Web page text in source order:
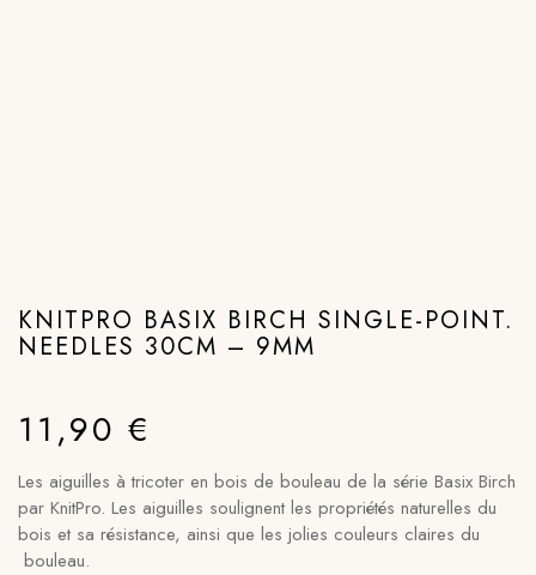
KNITPRO BASIX BIRCH SINGLE-POINT.
NEEDLES 30CM – 9MM
11,90 €
Les aiguilles à tricoter en bois de bouleau de la série Basix Birch
par KnitPro. Les aiguilles soulignent les propriétés naturelles du
bois et sa résistance, ainsi que les jolies couleurs claires du
bouleau.